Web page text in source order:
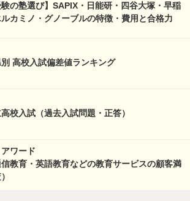
験の塾選び】SAPIX・日能研・四谷大塚・早稲
カミノ・グノーブルの特徴・費用と合格力
高校入試偏差値ランキング
校入試（過去入試問題・正答）
ワード
信教育・英語教育などの教育サービスの顧客満